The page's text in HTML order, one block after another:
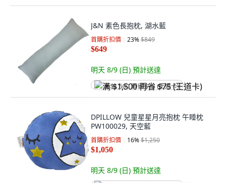
J&N 素色長抱枕, 湖水藍
首購折扣價 23%$849
$649
明天 8/9 (日) 預計送達
满 $1,500 再省 $75 (王道卡)
DPILLOW 兒童星星月亮抱枕 午睡枕
PW100029, 天空藍
首購折扣價 16%$1,250
$1,050
明天 8/9 (日) 預計送達